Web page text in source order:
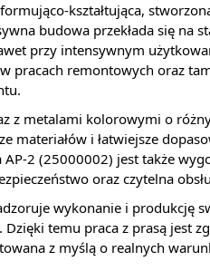
kształtująca,
budowa przekłada się na
przy intensywnym
pracach remontowych oraz
z metalami kolorowymi o
materiałów i łatwiejsze
2 (25000002) jest także
oraz czytelna
wykonanie i produkcję
temu praca z prasą jest
z myślą o realnych